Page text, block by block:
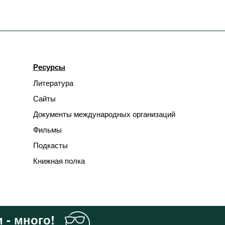
Ресурсы
Литература
Сайты
Документы международных организаций
Фильмы
Подкасты
Книжная полка
- много!